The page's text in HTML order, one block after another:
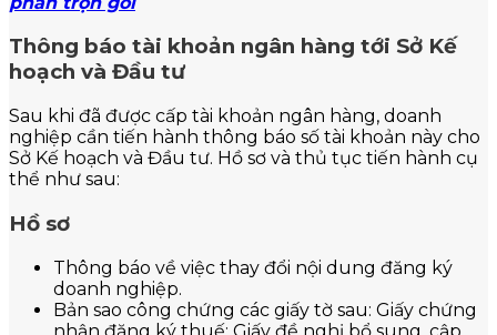
Thông báo tài khoản ngân hàng tới Sở Kế
hoạch và Đầu tư
Sau khi đã được cấp tài khoản ngân hàng, doanh
nghiệp cần tiến hành thông báo số tài khoản này cho
Sở Kế hoạch và Đầu tư. Hồ sơ và thủ tục tiến hành cụ
thể như sau:
Hồ sơ
Thông báo về việc thay đổi nội dung đăng ký
doanh nghiệp.
Bản sao công chứng các giấy tờ sau: Giấy chứng
nhận đăng ký thuế; Giấy đề nghị bổ sung, cập